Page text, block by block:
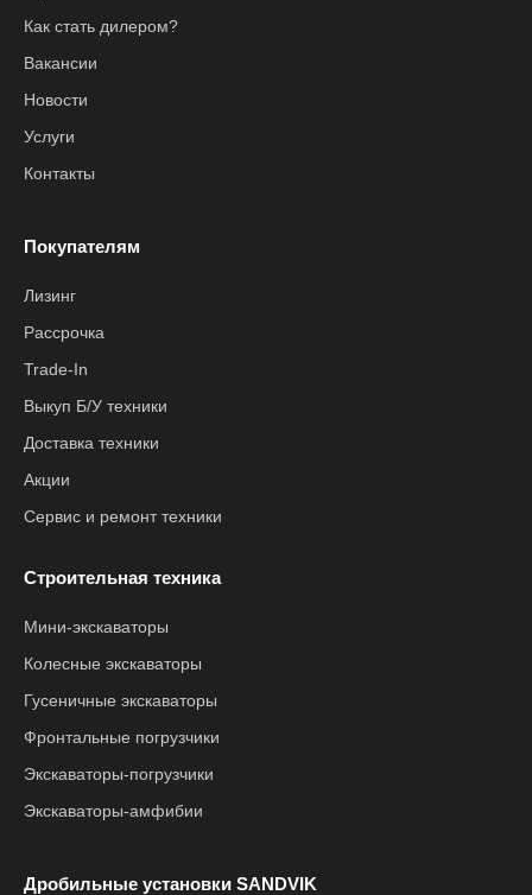
Как стать дилером?
Вакансии
Новости
Услуги
Контакты
Покупателям
Лизинг
Рассрочка
Trade-In
Выкуп Б/У техники
Доставка техники
Акции
Сервис и ремонт техники
Строительная техника
Мини-экскаваторы
Колесные экскаваторы
Гусеничные экскаваторы
Фронтальные погрузчики
Экскаваторы-погрузчики
Экскаваторы-амфибии
Дробильные установки SANDVIK